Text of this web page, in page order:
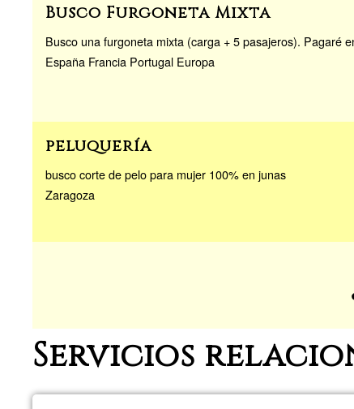
Busco Furgoneta Mixta
Busco una furgoneta mixta (carga + 5 pasajeros). Pagaré
España Francia Portugal Europa
peluquería
busco corte de pelo para mujer 100% en junas
Zaragoza
Servicios